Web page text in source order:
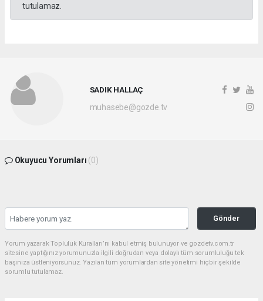
tutulamaz.
SADIK HALLAÇ
muhasebe@gozde.tv
Okuyucu Yorumları (0)
Gönder
Yorum yazarak Topluluk Kuralları’nı kabul etmiş bulunuyor ve gozdetv.com.tr
sitesine yaptığınız yorumunuzla ilgili doğrudan veya dolaylı tüm sorumluluğu tek
başınıza üstleniyorsunuz. Yazılan tüm yorumlardan site yönetimi hiçbir şekilde
sorumlu tutulamaz.